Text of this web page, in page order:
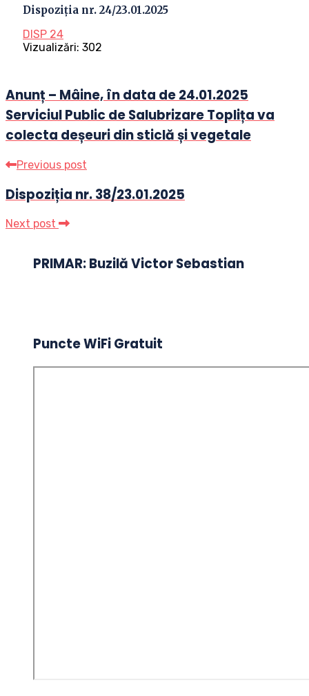
Dispoziția nr. 24/23.01.2025
DISP 24
Vizualizări: 302
Anunț – Mâine, în data de 24.01.2025
Serviciul Public de Salubrizare Toplița va
colecta deșeuri din sticlă și vegetale
Previous post
Dispoziția nr. 38/23.01.2025
Next post
PRIMAR: Buzilă Victor Sebastian
Puncte WiFi Gratuit